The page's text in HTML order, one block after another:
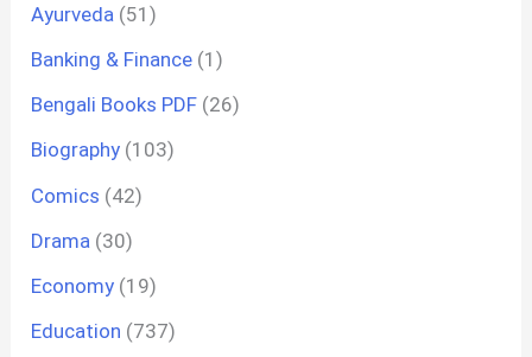
Ayurveda (51)
Banking & Finance (1)
Bengali Books PDF (26)
Biography (103)
Comics (42)
Drama (30)
Economy (19)
Education (737)